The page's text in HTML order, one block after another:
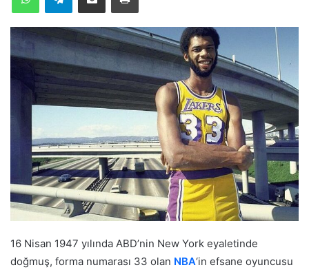
16 Nisan 1947 yılında ABD’nin New York eyaletinde
doğmuş, forma numarası 33 olan NBA‘in efsane oyuncusu